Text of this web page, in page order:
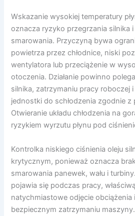
Wskazanie wysokiej temperatury
oznacza ryzyko przegrzania silnika
smarowania. Przyczyną bywa
powietrza przez chłodnice, niski
wentylatora lub przeciążenie w
otoczenia. Działanie powinno
silnika, zatrzymaniu pracy roboczej
jednostki do schłodzenia zgodnie
Otwieranie układu chłodzenia na
ryzykiem wyrzutu płynu pod
Kontrolka niskiego ciśnienia oleju
krytycznym, ponieważ oznacza
smarowania panewek, wału i
pojawia się podczas pracy,
natychmiastowe odjęcie obciążenia
bezpiecznym zatrzymaniu